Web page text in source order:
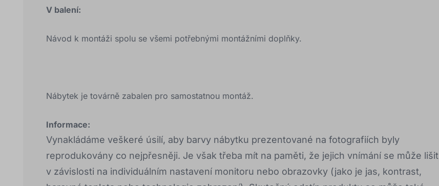
V balení:
Návod k montáži spolu se všemi potřebnými montážními doplňky.
Nábytek je továrně zabalen pro samostatnou montáž.
Informace:
Vynakládáme veškeré úsilí, aby barvy nábytku prezentované na fotografiích byly
reprodukovány co nejpřesněji. Je však třeba mít na paměti, že jejich vnímání se může lišit
v závislosti na individuálním nastavení monitoru nebo obrazovky (jako je jas, kontrast,